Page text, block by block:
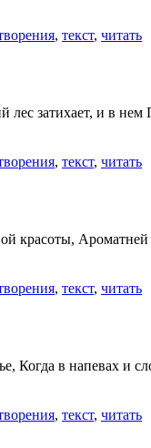
, текст, читать
затихает, и в нем
, текст, читать
красоты,
, текст, читать
в напевах и
, текст, читать